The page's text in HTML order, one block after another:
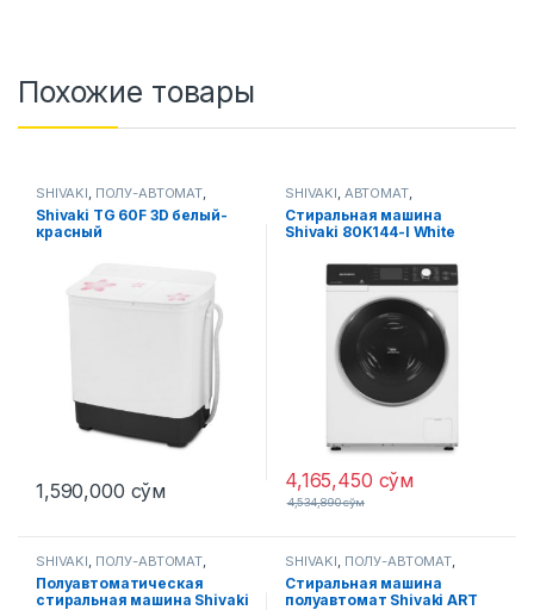
Похожие товары
SHIVAKI, ПОЛУ-АВТОМАТ,
Стиральные машины
Shivaki TG 60F 3D белый-
красный
1,590,000 сўм
SHIVAKI, АВТОМАТ,
Стиральные машины
Стиральная машина
Shivaki 80K144-I White
4,165,450 сўм
4,534,890сўм
SHIVAKI, ПОЛУ-АВТОМАТ,
Стиральные машины
Полуавтоматическая
стиральная машина Shivaki
SHIVAKI, ПОЛУ-АВТОМАТ,
Стиральные машины
Стиральная машина
полуавтомат Shivaki ART